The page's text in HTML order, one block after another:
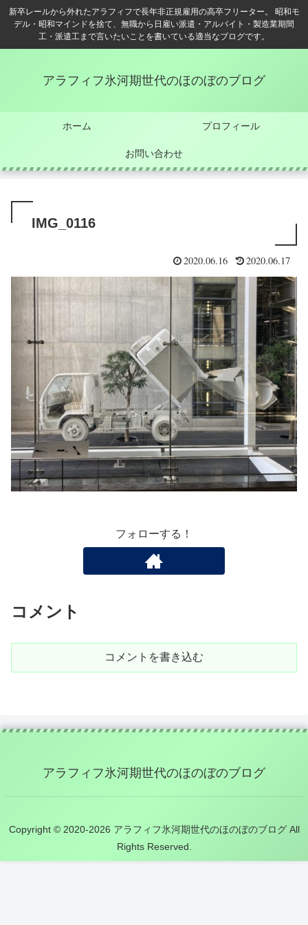
新卒レールから外れたアラフィフで長年非正規雇用の高卒フリーター。 昭和モ
デル・昭和マインドを捨て、無職から日雇い派遣・アルバイト・製造業期間
工・派遣工まで言いたいことを書いている適当なブログです。
アラフィフ氷河期世代のほのぼのブログ
ホーム プロフィール
お問い合わせ
IMG_0116
2020.06.16 2020.06.17
フォローする！
コメント
コメントを書き込む
アラフィフ氷河期世代のほのぼのブログ
Copyright © 2020-2026 アラフィフ氷河期世代のほのぼのブログ All
Rights Reserved.